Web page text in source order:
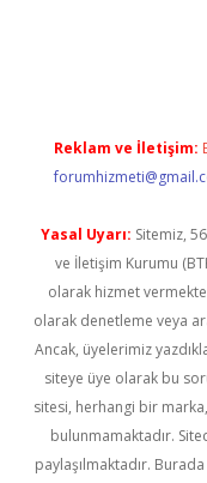
Reklam ve İletişim:
Yasal Uyarı: Sitemiz,
ve İletişim Kurumu
olarak hizmet
olarak denetleme veya
Ancak, üyelerimiz
siteye üye olarak bu
sitesi, herhangi bir
bulunmamaktadır.
paylaşılmaktadır.